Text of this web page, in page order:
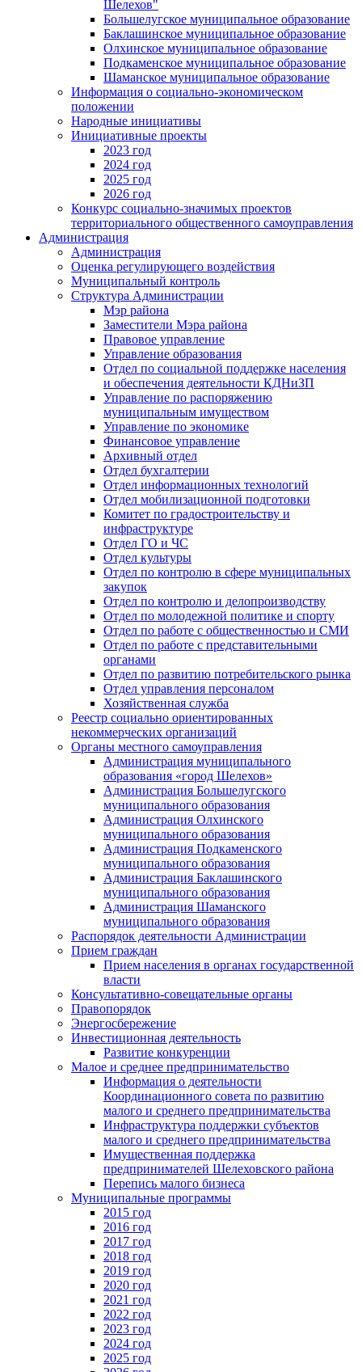
Шелехов"
Большелугское муниципальное образование
Баклашинское муниципальное образование
Олхинское муниципальное образование
Подкаменское муниципальное образование
Шаманское муниципальное образование
Информация о социально-экономическом
положении
Народные инициативы
Инициативные проекты
2023 год
2024 год
2025 год
2026 год
Конкурс социально-значимых проектов
территориального общественного самоуправления
Администрация
Администрация
Оценка регулирующего воздействия
Муниципальный контроль
Структура Администрации
Мэр района
Заместители Мэра района
Правовое управление
Управление образования
Отдел по социальной поддержке населения
и обеспечения деятельности КДНиЗП
Управление по распоряжению
муниципальным имуществом
Управление по экономике
Финансовое управление
Архивный отдел
Отдел бухгалтерии
Отдел информационных технологий
Отдел мобилизационной подготовки
Комитет по градостроительству и
инфраструктуре
Отдел ГО и ЧС
Отдел культуры
Отдел по контролю в сфере муниципальных
закупок
Отдел по контролю и делопроизводству
Отдел по молодежной политике и спорту
Отдел по работе с общественностью и СМИ
Отдел по работе с представительными
органами
Отдел по развитию потребительского рынка
Отдел управления персоналом
Хозяйственная служба
Реестр социально ориентированных
некоммерческих организаций
Органы местного самоуправления
Администрация муниципального
образования «город Шелехов»
Администрация Большелугского
муниципального образования
Администрация Олхинского
муниципального образования
Администрация Подкаменского
муниципального образования
Администрация Баклашинского
муниципального образования
Администрация Шаманского
муниципального образования
Распорядок деятельности Администрации
Прием граждан
Прием населения в органах государственной
власти
Консультативно-совещательные органы
Правопорядок
Энергосбережение
Инвестиционная деятельность
Развитие конкуренции
Малое и среднее предпринимательство
Информация о деятельности
Координационного совета по развитию
малого и среднего предпринимательства
Инфраструктура поддержки субъектов
малого и среднего предпринимательства
Имущественная поддержка
предпринимателей Шелеховского района
Перепись малого бизнеса
Муниципальные программы
2015 год
2016 год
2017 год
2018 год
2019 год
2020 год
2021 год
2022 год
2023 год
2024 год
2025 год